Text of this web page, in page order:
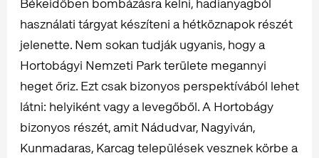
használati tárgyat készíteni a hétköznapok részét
jelenette. Nem sokan tudják ugyanis, hogy a
Hortobágyi Nemzeti Park területe megannyi
heget őriz. Ezt csak bizonyos perspektívából lehet
látni: helyiként vagy a levegőből. A Hortobágy
bizonyos részét, amit Nádudvar, Nagyiván,
Kunmadaras, Karcag települések vesznek körbe a